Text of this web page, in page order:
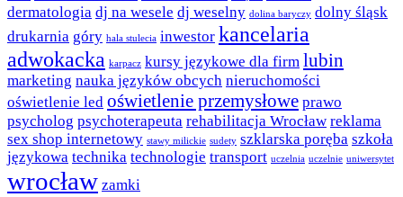
dermatologia dj na wesele dj weselny dolina baryczy dolny śląsk
drukarnia góry hala stulecia inwestor kancelaria
adwokacka karpacz kursy językowe dla firm lubin
marketing nauka języków obcych nieruchomości
oświetlenie led oświetlenie przemysłowe prawo
psycholog psychoterapeuta rehabilitacja Wrocław reklama
sex shop internetowy stawy milickie sudety szklarska poręba szkoła
językowa technika technologie transport uczelnia uczelnie uniwersytet
wrocław zamki